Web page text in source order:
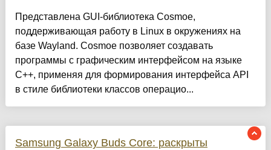
Представлена GUI-библиотека Cosmoe,
поддерживающая работу в Linux в окружениях на
базе Wayland. Cosmoe позволяет создавать
программы с графическим интерфейсом на языке
C++, применяя для формирования интерфейса API
в стиле библиотеки классов операцио...
Samsung Galaxy Buds Core: раскрыты